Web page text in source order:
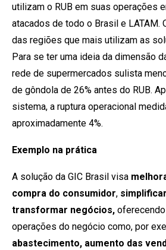
utilizam o RUB em suas operações
atacados de todo o Brasil e LATAM.
das regiões que mais utilizam as
Para se ter uma ideia da dimensão
rede de supermercados sulista
de gôndola de 26% antes do RUB.
sistema, a ruptura operacional
aproximadamente 4%.
Exemplo na prática
A solução da GIC Brasil visa
compra do consumidor,
transformar negócios,
operações do negócio como, por
abastecimento, aumento das